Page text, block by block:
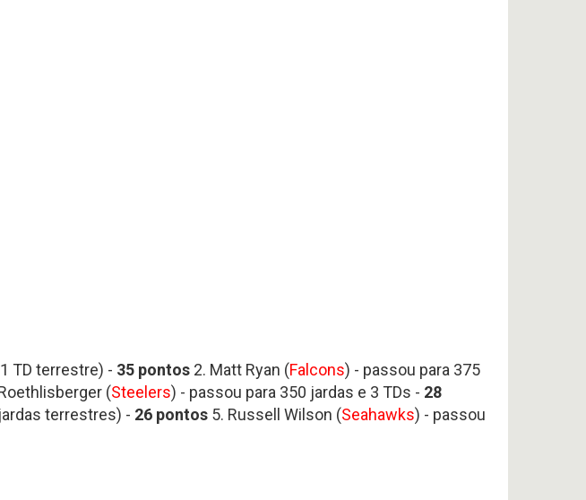
TD terrestre) - 35 pontos 2. Matt Ryan (Falcons) - passou para 375
(Steelers) - passou para 350 jardas e 3 TDs - 28
terrestres) - 26 pontos 5. Russell Wilson (Seahawks) - passou